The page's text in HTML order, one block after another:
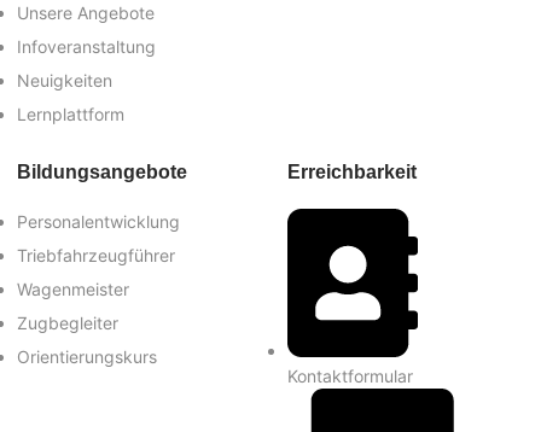
Unsere Angebote
Infoveranstaltung
Neuigkeiten
Lernplattform
Bildungsangebote
Personalentwicklung
Triebfahrzeugführer
Wagenmeister
Zugbegleiter
Orientierungskurs
Erreichbarkeit
Kontaktformular